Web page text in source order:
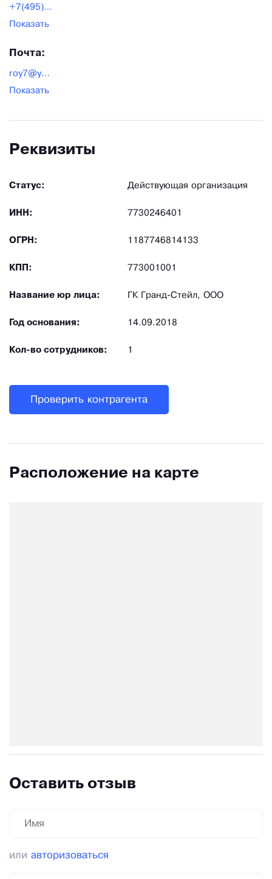
+7(495)411-33-21
Показать
Почта:
roy7@yandex.ru
Показать
Реквизиты
Статус: Действующая организация
ИНН: 7730246401
ОГРН: 1187746814133
КПП: 773001001
Название юр лица: ГК Гранд-Стейл, ООО
Год основания: 14.09.2018
Кол-во сотрудников: 1
Проверить контрагента
Расположение на карте
Оставить отзыв
или авторизоваться